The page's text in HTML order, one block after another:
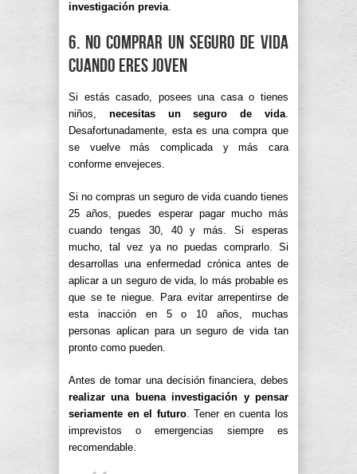
investigación previa.
6. No comprar un seguro de vida
cuando eres joven
Si estás casado, posees una casa o tienes
niños, necesitas un seguro de vida.
Desafortunadamente, esta es una compra que
se vuelve más complicada y más cara
conforme envejeces.
Si no compras un seguro de vida cuando tienes
25 años, puedes esperar pagar mucho más
cuando tengas 30, 40 y más. Si esperas
mucho, tal vez ya no puedas comprarlo. Si
desarrollas una enfermedad crónica antes de
aplicar a un seguro de vida, lo más probable es
que se te niegue. Para evitar arrepentirse de
esta inacción en 5 o 10 años, muchas
personas aplican para un seguro de vida tan
pronto como pueden.
Antes de tomar una decisión financiera, debes
realizar una buena investigación y pensar
seriamente en el futuro. Tener en cuenta los
imprevistos o emergencias siempre es
recomendable.